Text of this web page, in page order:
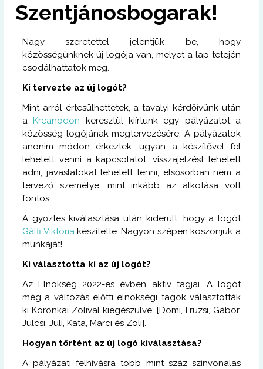
Szentjánosbogarak!
Nagy szeretettel jelentjük be, hogy
közösségünknek új logója van, melyet a lap tetején
csodálhattatok meg.
Ki tervezte az új logót?
Mint arról értesülhettetek, a tavalyi kérdőívünk után
a Kreanodon keresztül kiírtunk egy pályázatot a
közösség logójának megtervezésére. A pályázatok
anonim módon érkeztek: ugyan a készítővel fel
lehetett venni a kapcsolatot, visszajelzést lehetett
adni, javaslatokat lehetett tenni, elsősorban nem a
tervező személye, mint inkább az alkotása volt
fontos.
A győztes kiválasztása után kiderült, hogy a logót
Gálfi Viktóriakészítette. Nagyon szépen köszönjük a
munkáját!
Ki választotta ki az új logót?
Az Elnökség 2022-es évben aktív tagjai. A logót
még a változás előtti elnökségi tagok választották
ki Koronkai Zolival kiegészülve: [Domi, Fruzsi, Gábor,
Julcsi, Juli, Kata, Marci és Zoli].
Hogyan történt az új logó kiválasztása?
A pályázati felhívásra több mint száz színvonalas